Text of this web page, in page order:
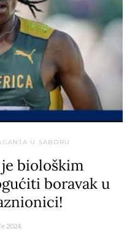
U SABORU
biološkim
boravak u
2024.